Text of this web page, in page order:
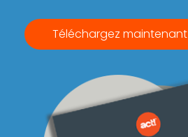
Téléchargez maintenant